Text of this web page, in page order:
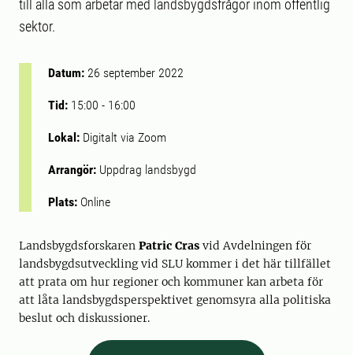
till alla som arbetar med landsbygdsfrågor inom offentlig
sektor.
Datum: 26 september 2022
Tid: 15:00 - 16:00
Lokal: Digitalt via Zoom
Arrangör: Uppdrag landsbygd
Plats: Online
Landsbygdsforskaren Patric Cras vid Avdelningen för
landsbygdsutveckling vid SLU kommer i det här tillfället
att prata om hur regioner och kommuner kan arbeta för
att låta landsbygdsperspektivet genomsyra alla politiska
beslut och diskussioner.